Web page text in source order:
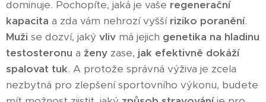
dominuje. Pochopíte, jaká je vaše regenerační
kapacita a zda vám nehrozí vyšší riziko poranění.
Muži se dozví, jaký vliv má jejich genetika na hladinu
testosteronu a ženy zase, jak efektivně dokáží
spalovat tuk. A protože správná výživa je zcela
nezbytná pro zlepšení sportovního výkonu, budete